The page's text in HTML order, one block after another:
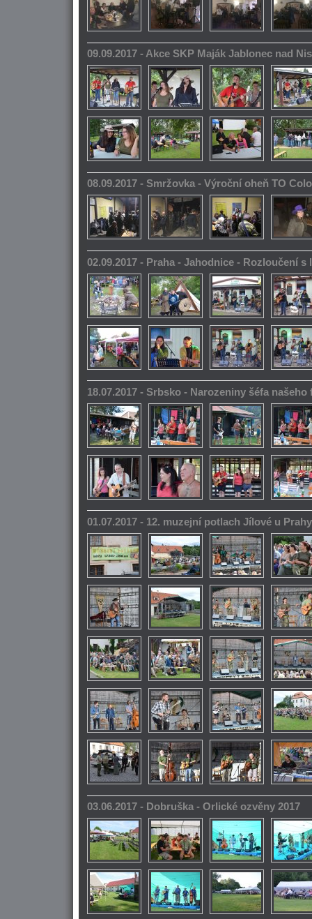
09.09.2017 - Akce SKP Maják Jablonec nad
08.09.2017 - Smržovka - Výroční oheň TO
02.09.2017 - Praha - Jahodnice - Rozloučení s
18.07.2017 - Srbsko - Narozeniny šéfa našeho
01.07.2017 - 12. muzejní potlach Jílové u Prahy
03.06.2017 - Dobruška - Orlické ozvěny 2017